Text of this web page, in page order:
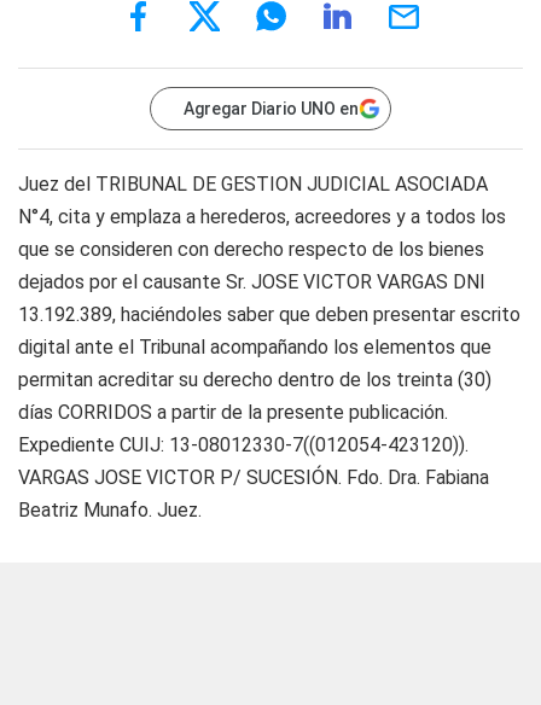
Agregar Diario UNO en
Juez del TRIBUNAL DE GESTION JUDICIAL ASOCIADA
N°4, cita y emplaza a herederos, acreedores y a todos los
que se consideren con derecho respecto de los bienes
dejados por el causante Sr. JOSE VICTOR VARGAS DNI
13.192.389, haciéndoles saber que deben presentar escrito
digital ante el Tribunal acompañando los elementos que
permitan acreditar su derecho dentro de los treinta (30)
días CORRIDOS a partir de la presente publicación.
Expediente CUIJ: 13-08012330-7((012054-423120)).
VARGAS JOSE VICTOR P/ SUCESIÓN. Fdo. Dra. Fabiana
Beatriz Munafo. Juez.